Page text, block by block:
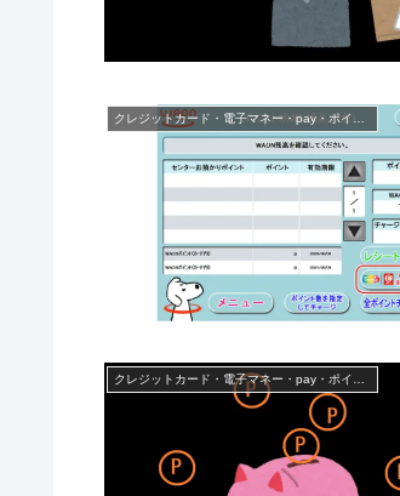
クレジットカード・電子マネー・pay・ポイント